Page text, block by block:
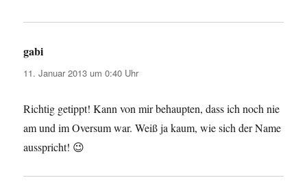
gabi
11. Januar 2013 um 0:40 Uhr
Richtig getippt! Kann von mir behaupten, dass ich noch nie
am und im Oversum war. Weiß ja kaum, wie sich der Name
ausspricht! 😉